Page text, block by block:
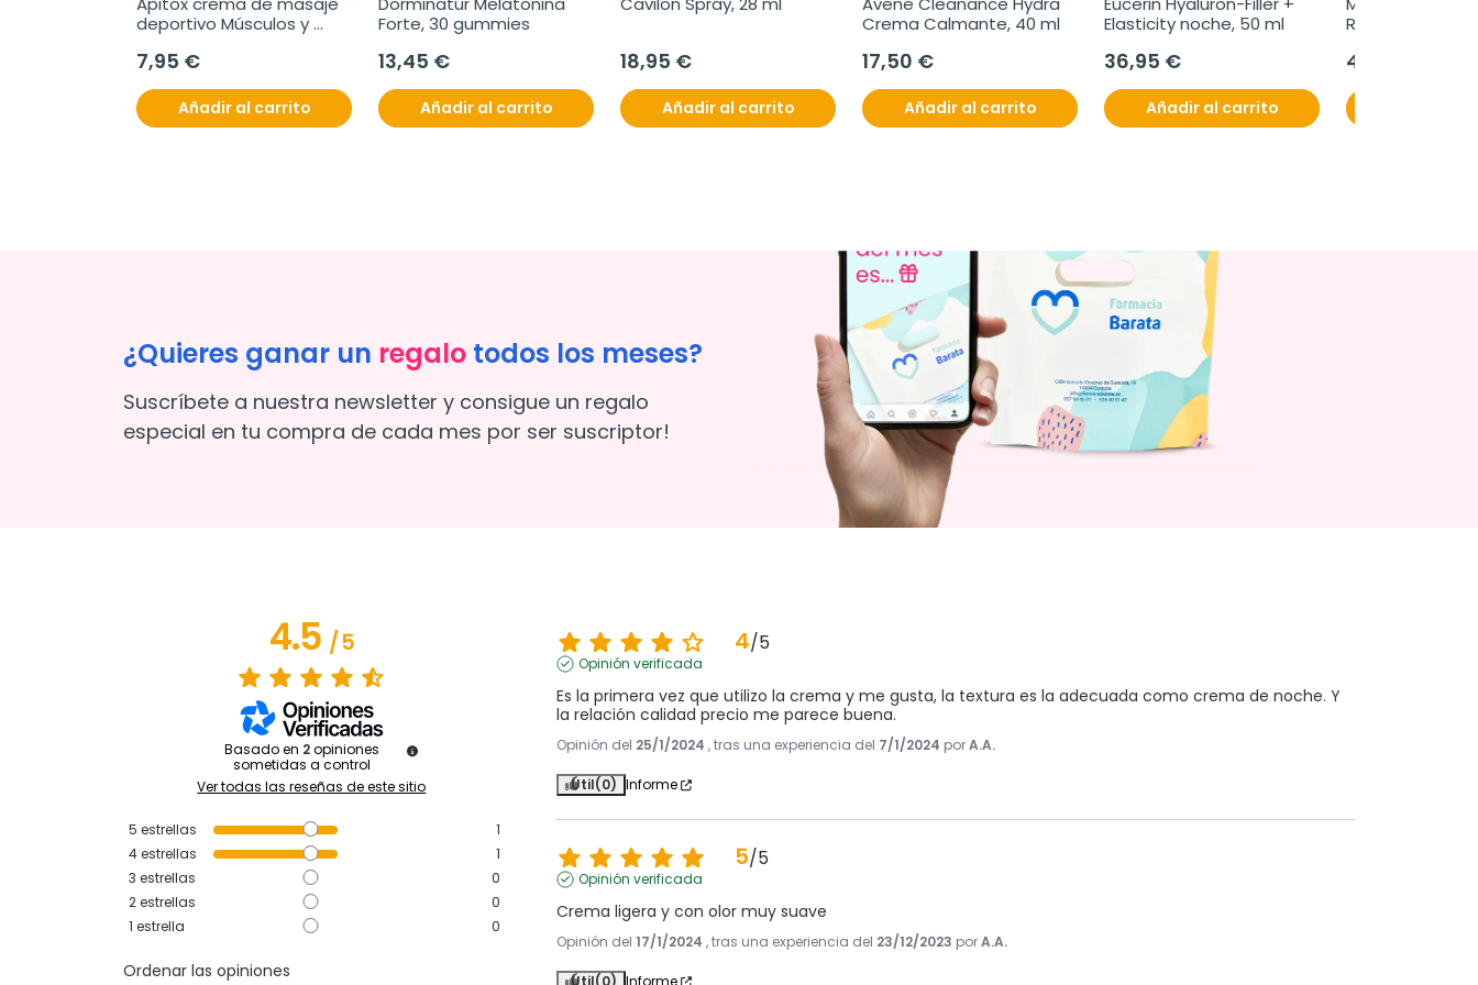
deportivo Músculos y
7,95 €
Añadir al carrito
Forte, 30 gummies
13,45 €
Añadir al carrito
18,95 €
Añadir al carrito
Crema Calmante, 40 ml
17,50 €
Añadir al carrito
Elasticity noche, 50 ml
36,95 €
Añadir al carrito
Renew, 30
47,95 €
¿Quieres ganar un regalo todos los meses?
Suscríbete a nuestra newsletter y consigue un regalo
especial en tu compra de cada mes por ser suscriptor!
4.5/5
Basado en 2opiniones
sometidas a control
Ver todas las reseñas de este sitio
5 estrellas
1
4estrellas
1
3 estrellas
0
2estrellas
0
1 estrella 0
Ordenar las opiniones
4/5
Opinión verificada
Es la primera vez que utilizo la crema y me gusta, la textura es la adecuada como crema de noche. Y
la relación calidad precio me parece buena.
Opinión del 25/1/2024 , tras una experiencia del 7/1/2024 porA.A.
Útil(0) Informe
5/5
Opinión verificada
Crema ligera y con olor muy suave
Opinión del 17/1/2024 , tras una experiencia del 23/12/2023 porA.A.